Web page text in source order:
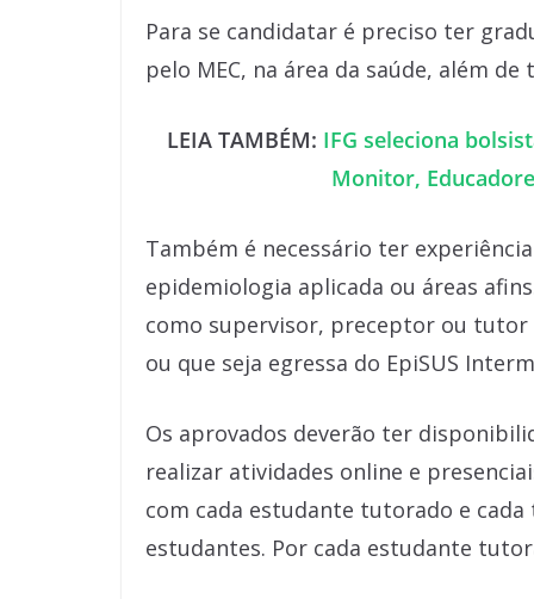
Para se candidatar é preciso ter
pelo MEC, na área da saúde, além
LEIA TAMBÉM: IFG seleciona
Monitor,
Também é necessário ter
epidemiologia aplicada ou áreas
como supervisor, preceptor ou tutor
ou que seja egressa do EpiSUS
Os aprovados deverão ter
realizar atividades online e
com cada estudante tutorado e
estudantes. Por cada estudante